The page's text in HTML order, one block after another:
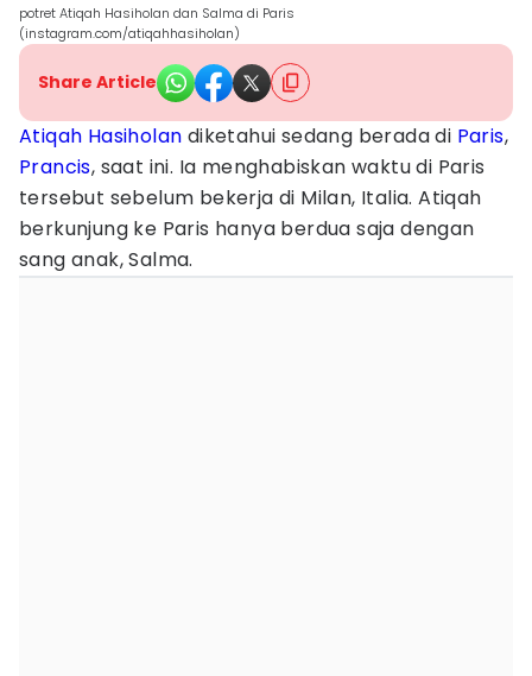
potret Atiqah Hasiholan dan Salma di Paris
(instagram.com/atiqahhasiholan)
Share Article
Atiqah Hasiholan diketahui sedang berada di Paris,
Prancis, saat ini. Ia menghabiskan waktu di Paris
tersebut sebelum bekerja di Milan, Italia. Atiqah
berkunjung ke Paris hanya berdua saja dengan
sang anak, Salma.